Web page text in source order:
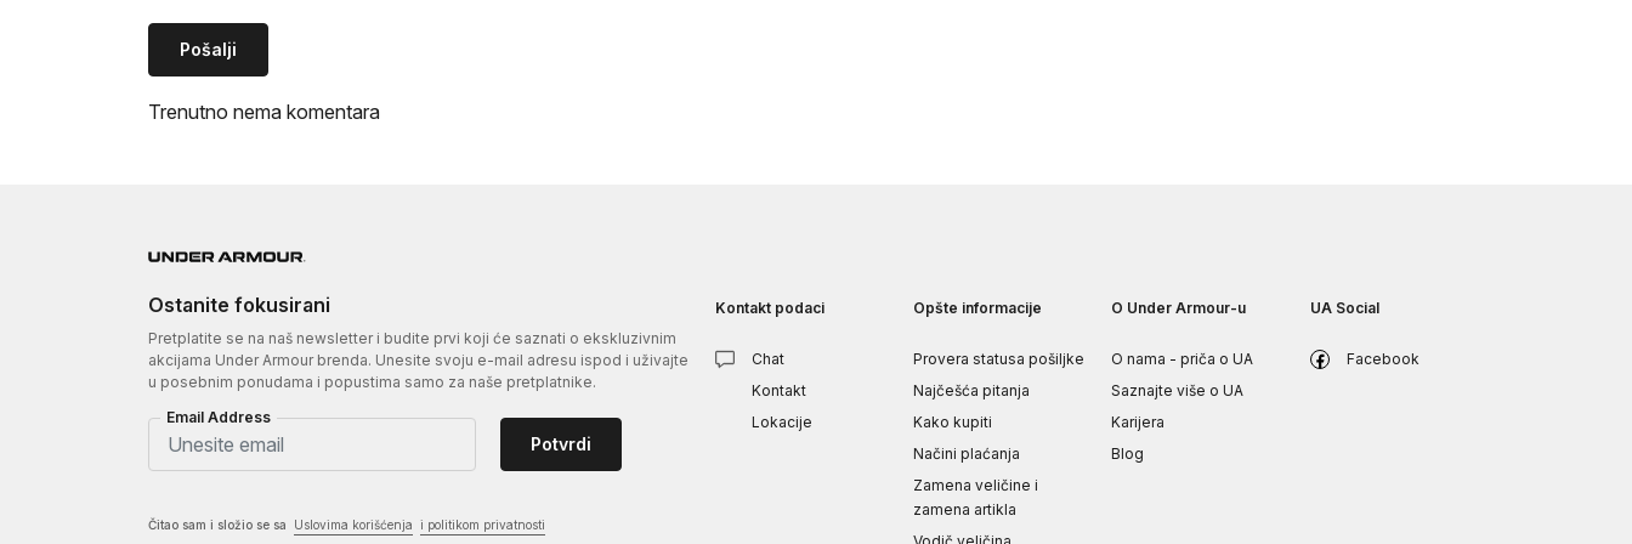
Pošalji
Trenutno nema komentara
Ostanite fokusirani
Pretplatite se na naš newsletter i budite prvi koji će saznati o ekskluzivnim
akcijama Under Armour brenda. Unesite svoju e-mail adresu ispod i uživajte
u posebnim ponudama i popustima samo za naše pretplatnike.
Email Address
Potvrdi
Čitao sam i složio se sa Uslovima korišćenja i politikom privatnosti
Kontakt podaci
Chat
Kontakt
Lokacije
Opšte informacije
Provera statusa pošiljke
Najčešća pitanja
Kako kupiti
Načini plaćanja
Zamena veličine i
zamena artikla
O Under Armour-u
O nama - priča o UA
Saznajte više o UA
Karijera
Blog
UA Social
Facebook